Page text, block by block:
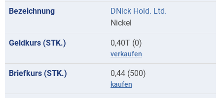
mit
Anfangsbuchstaben
DNick Hold. Ltd.
Nickel
0,40T (0)
verkaufen
0,44 (500)
kaufen